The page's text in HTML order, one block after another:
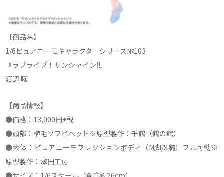
【商品名】
1/6ピュアニーモキャラクターシリーズ№103
『ラブライブ！サンシャイン!!』
渡辺 曜
【商品情報】
●価格：13,000円+税
●頭部：植毛ソフビヘッド※原型製作：千鶴（鶴の館）
●素体：ピュアニーモフレクションボディ（M脚/S胸）フル可動※
原型製作：澤田工房
●サイズ：1/6スケール（全高約26cm）